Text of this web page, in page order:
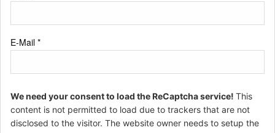
E-Mail *
We need your consent to load the ReCaptcha service! This
content is not permitted to load due to trackers that are not
disclosed to the visitor. The website owner needs to setup the